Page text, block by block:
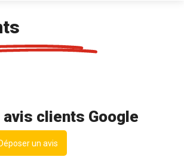
avis clients Google
Déposer un avis
fenêtre)